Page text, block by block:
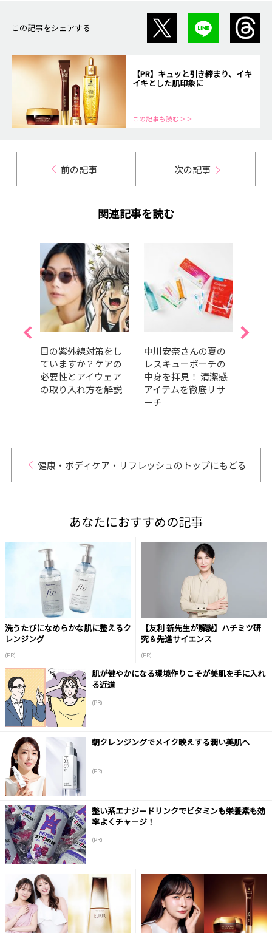
この記事をシェアする
【PR】キュッと引き締まり、イキ
イキとした肌印象に
この記事も読む＞＞
前の記事 次の記事
関連記事を読む
目の紫外線対策をし
ていますか？ケアの
必要性とアイウェア
の取り入れ方を解説
中川安奈さんの夏の
レスキューポーチの
中身を拝見！ 清潔感
アイテムを徹底リサ
ーチ
健康・ボディケア・リフレッシュのトップにもどる
あなたにおすすめの記事
洗うたびになめらかな肌に整えるク
レンジング
(PR)
【友利 新先生が解説】ハチミツ研
究＆先進サイエンス
(PR)
肌が健やかになる環境作りこそが美肌を手に入れ
る近道
(PR)
朝クレンジングでメイク映えする潤い美肌へ
(PR)
整い系エナジードリンクでビタミンも栄養素も効
率よくチャージ！
(PR)